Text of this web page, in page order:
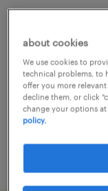
permanent
¥3,750,000
450万円
posted 28
about cookies
We use cookies to
technical problems, to
offer you more
decline them, or click
change your options
policy.